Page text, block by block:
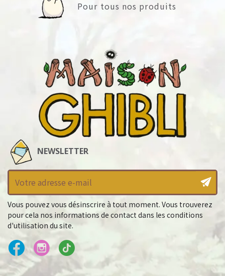
Pour tous nos produits
NEWSLETTER
Vous pouvez vous désinscrire à tout moment. Vous trouverez
pour cela nos informations de contact dans les conditions
d'utilisation du site.